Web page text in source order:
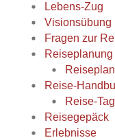
Lebens-Zug
Visionsübung
Fragen zur
Reiseplanung
Reiseplan
Reise-
Reise-
Reisegepäck
Erlebnisse